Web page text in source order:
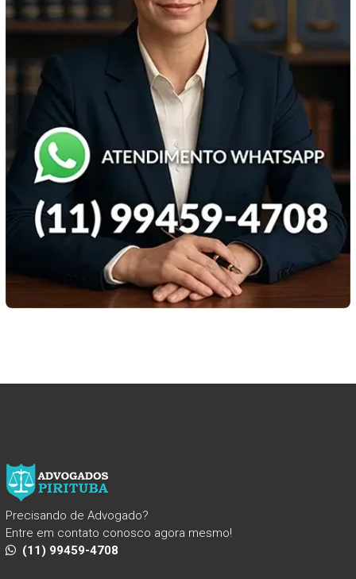
Precisando de Advogado?
Entre em contato conosco agora mesmo!
(11) 99459-4708